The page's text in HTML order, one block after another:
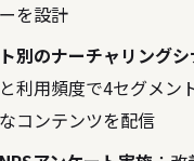
を設計
別のナーチャリング
利用頻度で4セグメン
コンテンツを配信